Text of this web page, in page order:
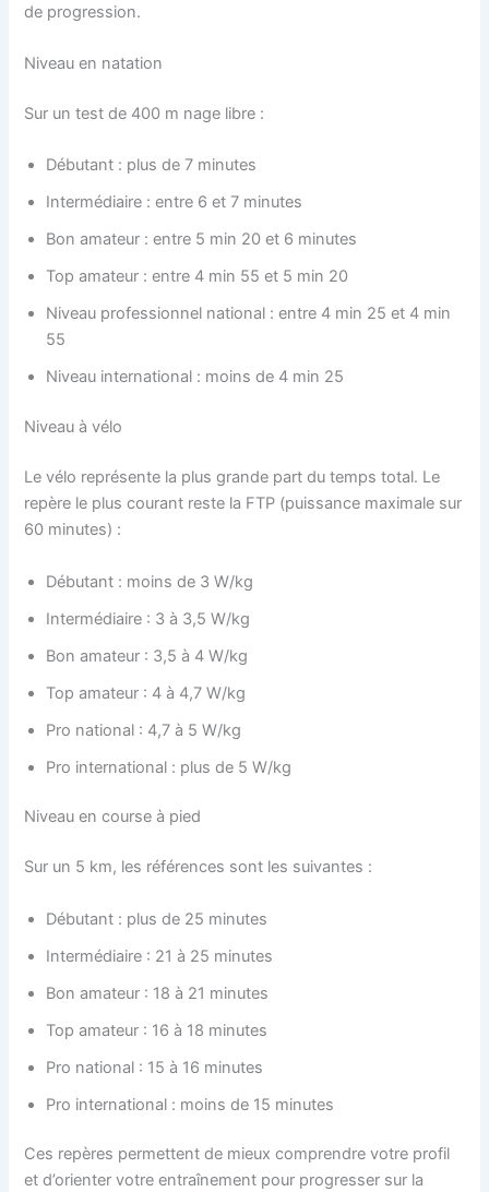
de progression.
Niveau en natation
Sur un test de 400 m nage libre :
Débutant : plus de 7 minutes
Intermédiaire : entre 6 et 7 minutes
Bon amateur : entre 5 min 20 et 6 minutes
Top amateur : entre 4 min 55 et 5 min 20
Niveau professionnel national : entre 4 min 25 et 4 min
55
Niveau international : moins de 4 min 25
Niveau à vélo
Le vélo représente la plus grande part du temps total. Le
repère le plus courant reste la FTP (puissance maximale sur
60 minutes) :
Débutant : moins de 3 W/kg
Intermédiaire : 3 à 3,5 W/kg
Bon amateur : 3,5 à 4 W/kg
Top amateur : 4 à 4,7 W/kg
Pro national : 4,7 à 5 W/kg
Pro international : plus de 5 W/kg
Niveau en course à pied
Sur un 5 km, les références sont les suivantes :
Débutant : plus de 25 minutes
Intermédiaire : 21 à 25 minutes
Bon amateur : 18 à 21 minutes
Top amateur : 16 à 18 minutes
Pro national : 15 à 16 minutes
Pro international : moins de 15 minutes
Ces repères permettent de mieux comprendre votre profil
et d’orienter votre entraînement pour progresser sur la